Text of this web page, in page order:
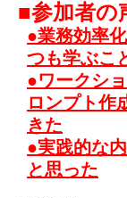
■参加者の
●業務効率
つも学ぶこ
●ワークシ
ロンプト作
きた
●実践的な
と思った